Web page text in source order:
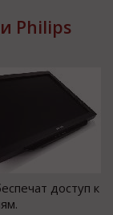
Philips
доступ к